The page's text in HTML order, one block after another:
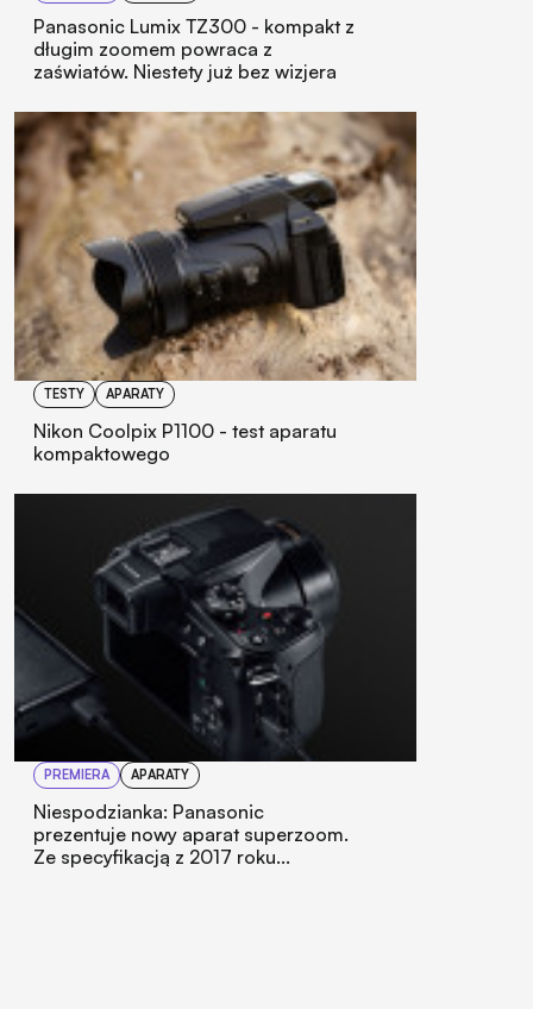
Panasonic Lumix TZ300 - kompakt z
długim zoomem powraca z
zaświatów. Niestety już bez wizjera
TESTY APARATY
Nikon Coolpix P1100 - test aparatu
kompaktowego
PREMIERA APARATY
Niespodzianka: Panasonic
prezentuje nowy aparat superzoom.
Ze specyfikacją z 2017 roku...